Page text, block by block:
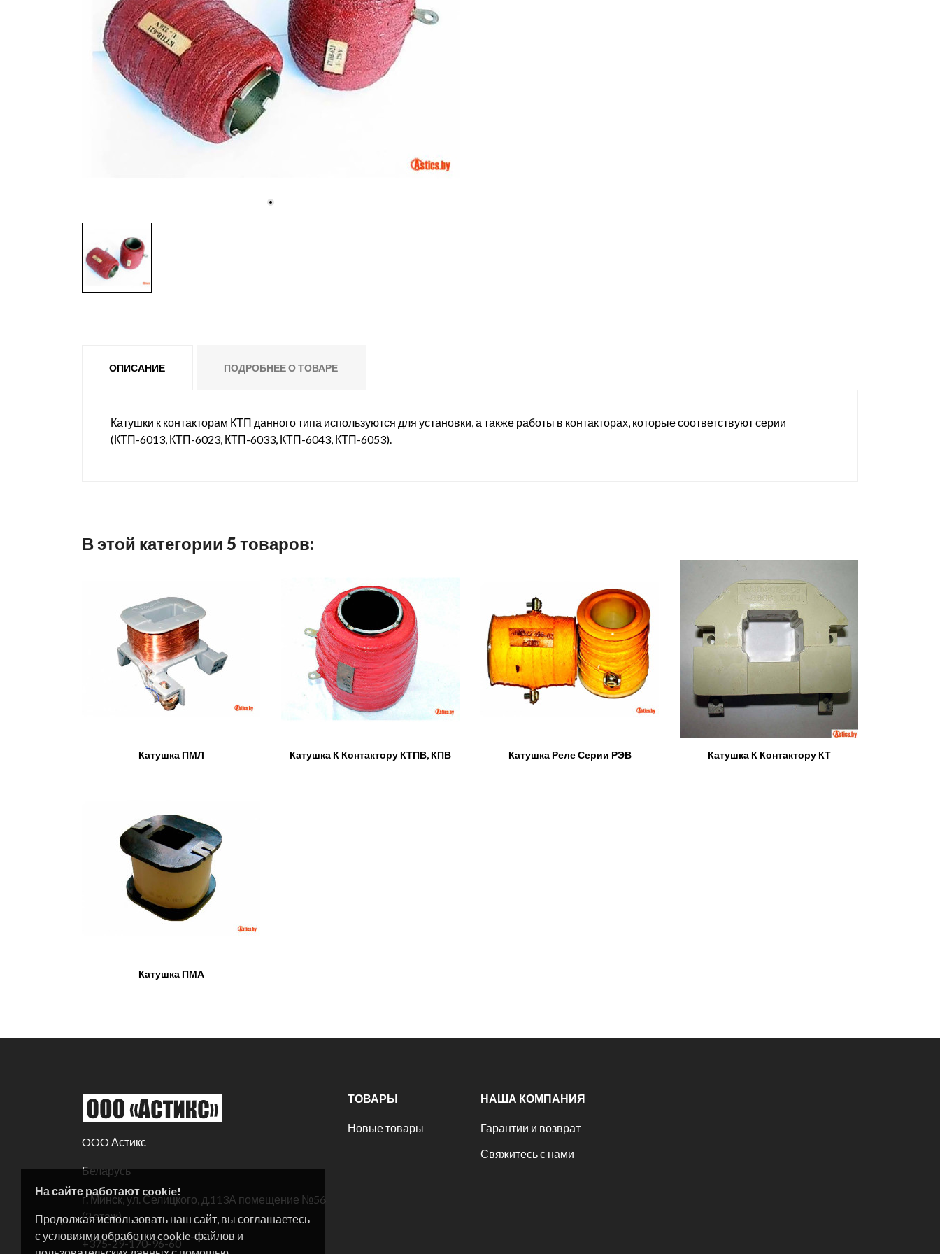
На сайте работают cookie!
Продолжая использовать наш сайт, вы соглашаетесь
с условиями обработки cookie-файлов и
ОПИСАНИЕ ПОДРОБНЕЕ О ТОВАРЕ
Катушки к контакторам КТП данного типа используются для установки, а также работы в контакторах, которые соответствуют серии
(КТП-6013, КТП-6023, КТП-6033, КТП-6043, КТП-6053).
В этой категории 5 товаров:
Катушка ПМЛ Катушка К Контактору КТПВ, КПВ Катушка Реле Серии РЭВ Катушка К Контактору КТ
Катушка ПМА
OOO Астикс
Беларусь
г. Минск, ул. Селицкого, д.113А помещение №56
(2 этаж)
+375-29-170-96-60
ТОВАРЫ
Новые товары
НАША КОМПАНИЯ
Гарантии и возврат
Свяжитесь с нами